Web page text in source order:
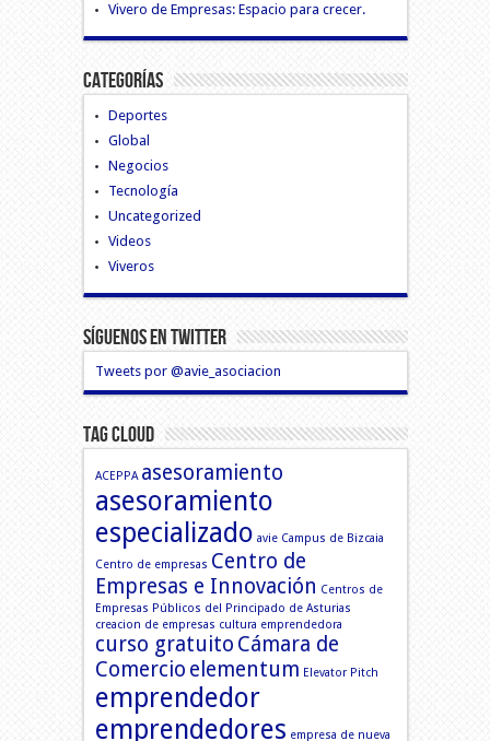
Vivero de Empresas: Espacio para crecer.
Categorías
Deportes
Global
Negocios
Tecnología
Uncategorized
Videos
Viveros
Síguenos En Twitter
Tweets por @avie_asociacion
Tag Cloud
ACEPPA asesoramiento
asesoramiento
especializado avie Campus de Bizcaia
Centro de empresas Centro de
Empresas e Innovación Centros de
Empresas Públicos del Principado de Asturias
creacion de empresas cultura emprendedora
curso gratuito Cámara de
Comercio elementum Elevator Pitch
emprendedor
emprendedores empresa de nueva